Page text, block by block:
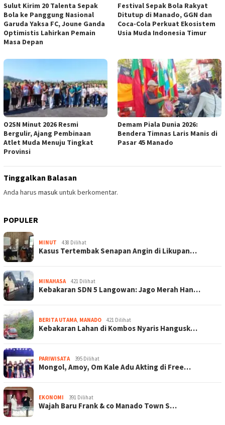
Sulut Kirim 20 Talenta Sepak
Bola ke Panggung Nasional
Garuda Yaksa FC, Joune Ganda
Optimistis Lahirkan Pemain
Masa Depan
Festival Sepak Bola Rakyat
Ditutup di Manado, GGN dan
Coca-Cola Perkuat Ekosistem
Usia Muda Indonesia Timur
O2SN Minut 2026 Resmi
Bergulir, Ajang Pembinaan
Atlet Muda Menuju Tingkat
Provinsi
Demam Piala Dunia 2026:
Bendera Timnas Laris Manis di
Pasar 45 Manado
Tinggalkan Balasan
Anda harus masukuntuk berkomentar.
POPULER
MINUT 438 Dilihat
Kasus Tertembak Senapan Angin di Likupan…
MINAHASA 421 Dilihat
Kebakaran SDN 5 Langowan: Jago Merah Han…
BERITA UTAMA MANADO 421 Dilihat
Kebakaran Lahan di Kombos Nyaris Hangusk…
PARIWISATA 395 Dilihat
Mongol, Amoy, Om Kale Adu Akting di Free…
EKONOMI 391 Dilihat
Wajah Baru Frank & co Manado Town S…